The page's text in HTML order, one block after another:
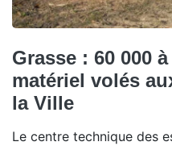
Grasse : 60 000
matériel volés
la Ville
Le centre technique des